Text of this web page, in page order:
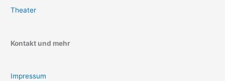
Theater
Kontakt und mehr
Impressum